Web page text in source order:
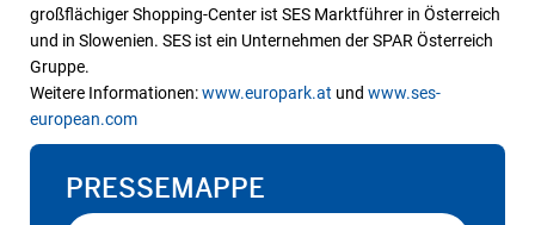
großflächiger Shopping-Center ist SES Marktführer in Österreich
und in Slowenien. SES ist ein Unternehmen der SPAR Österreich
Gruppe.
Weitere Informationen:www.europark.at und www.ses-
european.com
PRESSEMAPPE